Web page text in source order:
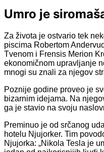
Umro je
Za života je ostvario tek
piscima Robertom
Tvenom i Frensis Merion
ekonomičnom upravljanje
mnogi su znali za njegov
Poznije godine proveo je
bizarnim idejama. Na
ga je stavio na svoju
Preminuo je od srčanog
hotelu Njujorker. Tim
Njujorka: „Nikola Tesla je